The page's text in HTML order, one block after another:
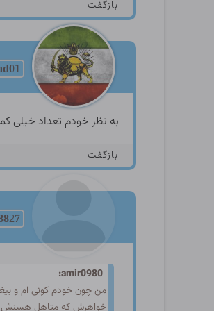
بازگفت
به نظر خودم تعداد خیلی
بازگفت
amir0980:
من چون خودم کونی ام و
خواهرش که متاهل هستش